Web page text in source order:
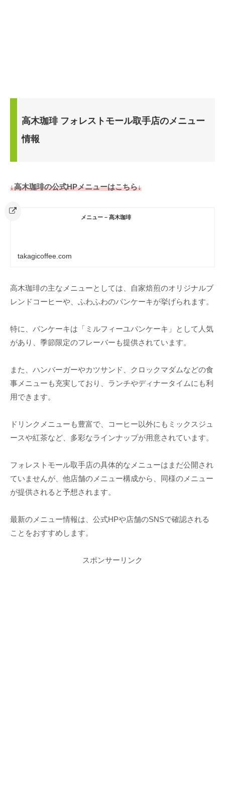
高木珈琲 フォレストモール取手店のメニュー
情報
↓高木珈琲の公式HPメニューはこちら↓
メニュー – 髙木珈琲
takagicoffee.com
高木珈琲の主なメニューとしては、自家焙煎のオリジナルブ
レンドコーヒーや、ふわふわのパンケーキが挙げられます。
特に、パンケーキは「ミルフィーユパンケーキ」として人気
があり、季節限定のフレーバーも提供されています。
また、ハンバーガーやカツサンド、クロックマダムなどの食
事メニューも充実しており、ランチやディナータイムにも利
用できます。
ドリンクメニューも豊富で、コーヒー以外にもミックスジュ
ースや紅茶など、多彩なラインナップが用意されています。
フォレストモール取手店の具体的なメニューはまだ公開され
ていませんが、他店舗のメニュー構成から、同様のメニュー
が提供されると予想されます。
最新のメニュー情報は、公式HPや店舗のSNSで確認される
ことをおすすめします。
スポンサーリンク